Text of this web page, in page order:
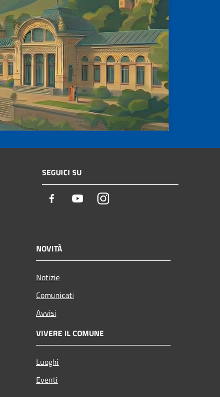
SEGUICI SU
Facebook YoutubeInstagram
NOVITÀ
Notizie
Comunicati
Avvisi
VIVERE IL COMUNE
Luoghi
Eventi